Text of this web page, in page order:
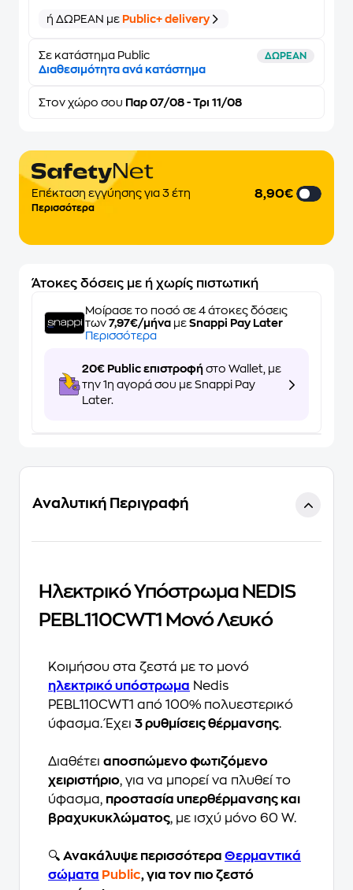
ή ΔΩΡΕΑΝ με Public+ delivery
Σε κατάστημα Public ΔΩΡΕΑΝ
Διαθεσιμότητα ανά κατάστημα
Στον χώρο σου Παρ 07/08 - Τρι 11/08
Επέκταση εγγύησης για 3 έτη
Περισσότερα
8,90€
Άτοκες δόσεις με ή χωρίς πιστωτική
Μοίρασε το ποσό σε 4 άτοκες δόσεις
των 7,97€/μήνα με Snappi Pay Later
Περισσότερα
20€ Public επιστροφή στο Wallet, με
την 1η αγορά σου με Snappi Pay
Later.
Αναλυτική Περιγραφή
Ηλεκτρικό Υπόστρωμα NEDIS
PEBL110CWT1 Μονό Λευκό
Κοιμήσου στα ζεστά με το μονό
ηλεκτρικό υπόστρωμα Nedis
PEBL110CWT1 από 100% πολυεστερικό
ύφασμα. Έχει 3 ρυθμίσεις θέρμανσης.
Διαθέτει αποσπώμενο φωτιζόμενο
χειριστήριο, για να μπορεί να πλυθεί το
ύφασμα, προστασία υπερθέρμανσης και
βραχυκυκλώματος, με ισχύ μόνο 60 W.
🔍 Ανακάλυψε περισσότερα Θερμαντικά
σώματα Public, για τον πιο ζεστό